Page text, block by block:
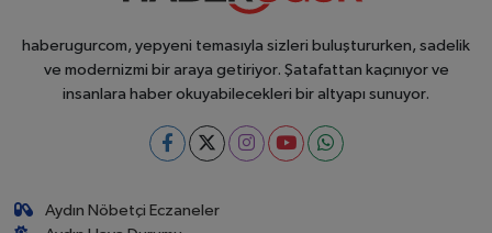
haberugurcom, yepyeni temasıyla sizleri buluştururken, sadelik
ve modernizmi bir araya getiriyor. Şatafattan kaçınıyor ve
insanlara haber okuyabilecekleri bir altyapı sunuyor.
Aydın Nöbetçi Eczaneler